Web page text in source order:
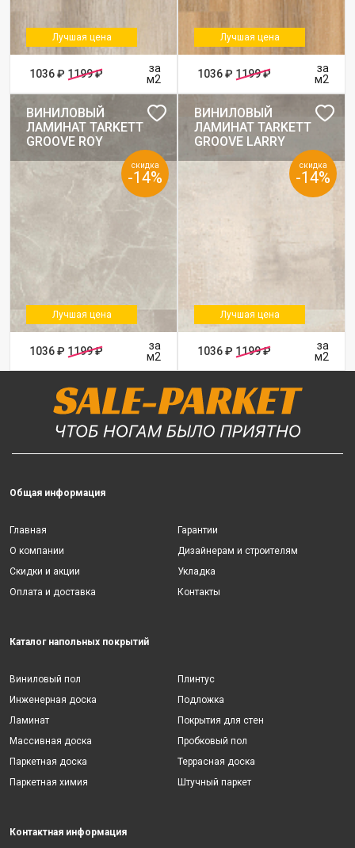
Лучшая цена
1036 ₽ 1199 ₽
за
м2
Лучшая цена
1036 ₽ 1199 ₽
за
м2
ВИНИЛОВЫЙ
ЛАМИНАТ TARKETT
GROOVE ROY
Лучшая цена
скидка
-14%
1036 ₽ 1199 ₽
за
м2
ВИНИЛОВЫЙ
ЛАМИНАТ TARKETT
GROOVE LARRY
Лучшая цена
скидка
-14%
1036 ₽ 1199 ₽
за
м2
Общая информация
Главная
О компании
Скидки и акции
Оплата и доставка
Гарантии
Дизайнерам и строителям
Укладка
Контакты
Каталог напольных покрытий
Виниловый пол
Инженерная доска
Ламинат
Массивная доска
Паркетная доска
Паркетная химия
Плинтус
Подложка
Покрытия для стен
Пробковый пол
Террасная доска
Штучный паркет
Контактная информация